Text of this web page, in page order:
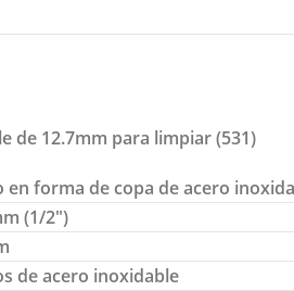
de 12.7mm para limpiar (531)
en forma de copa de acero
(1/2″)
de acero inoxidable